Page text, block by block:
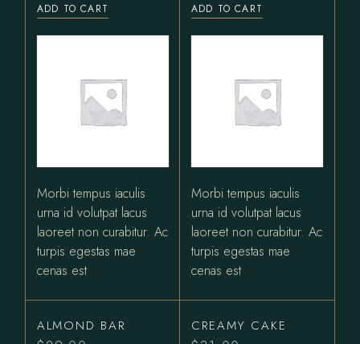
ADD TO CART
Morbi tempus iaculis
urna id volutpat lacus
laoreet non curabitur. Ac
turpis egestas mae
cenas est
ADD TO CART
Morbi tempus iaculis
urna id volutpat lacus
laoreet non curabitur. Ac
turpis egestas mae
cenas est
ALMOND BAR CREAMY CAKE